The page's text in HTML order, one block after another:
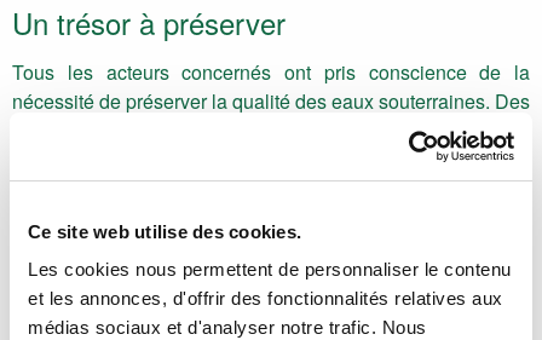
Ce site web utilise des cookies.
Les cookies nous permettent de personnaliser le contenu
et les annonces, d'offrir des fonctionnalités relatives aux
médias sociaux et d'analyser notre trafic. Nous
Un trésor à préserver
Tous les acteurs concernés ont pris conscience de la
nécessité de préserver la qualité des eaux souterraines. Des
actions sont mises en œuvre pour réduire les rejets
polluants et enrayer la dégradation de la qualité des eaux.
Ces actions, pour être menées à bien, nécessitent une
la nappe phréatique et des aquifères du Sundgau, le suivi
de l’évolution de leur qualité et la mise à disposition auprès
des décideurs d’outils d’aide à la décision.